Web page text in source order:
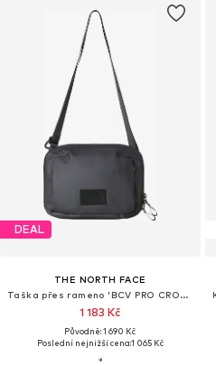
DEAL
THE NORTH FACE
Taška přes rameno 'BCV PRO CROSSBODY'
1 183 Kč
Původně: 1 690 Kč
Poslední nejnižší cena:1 065 Kč